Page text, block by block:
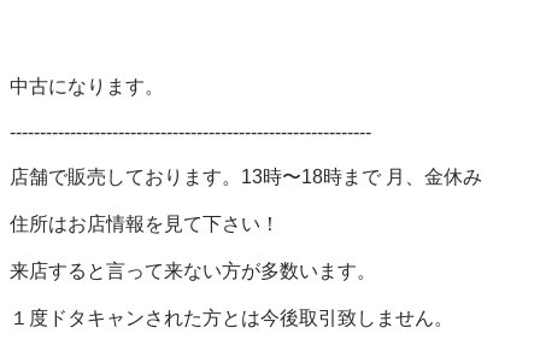
中古になります。
------------------------------------------------------------
店舗で販売しております。13時〜18時まで 月、金休み
住所はお店情報を見て下さい！
来店すると言って来ない方が多数います。
１度ドタキャンされた方とは今後取引致しません。